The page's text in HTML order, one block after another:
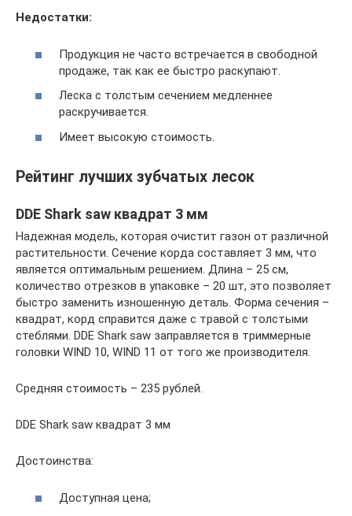
Недостатки:
Продукция не часто встречается в свободной
продаже, так как ее быстро раскупают.
Леска с толстым сечением медленнее
раскручивается.
Имеет высокую стоимость.
Рейтинг лучших зубчатых лесок
DDE Shark saw квадрат 3 мм
Надежная модель, которая очистит газон от различной
растительности. Сечение корда составляет 3 мм, что
является оптимальным решением. Длина – 25 см,
количество отрезков в упаковке – 20 шт, это позволяет
быстро заменить изношенную деталь. Форма сечения –
квадрат, корд справится даже с травой с толстыми
стеблями. DDE Shark saw заправляется в триммерные
головки WIND 10, WIND 11 от того же производителя.
Средняя стоимость – 235 рублей.
DDE Shark saw квадрат 3 мм
Достоинства:
Доступная цена;